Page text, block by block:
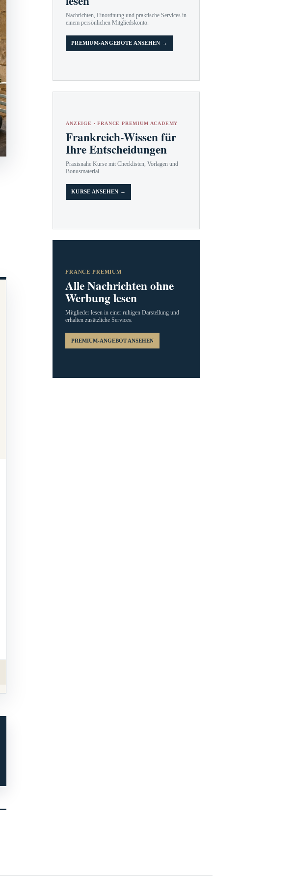
Nachrichten, Einordnung und praktische Services in
einem persönlichen Mitgliedskonto.
PREMIUM-ANGEBOTE ANSEHEN →
ANZEIGE · FRANCE PREMIUM ACADEMY
Frankreich-Wissen für
Ihre Entscheidungen
Praxisnahe Kurse mit Checklisten, Vorlagen und
Bonusmaterial.
KURSE ANSEHEN →
FRANCE PREMIUM
Alle Nachrichten ohne
Werbung lesen
Mitglieder lesen in einer ruhigen Darstellung und
erhalten zusätzliche Services.
PREMIUM-ANGEBOT ANSEHEN